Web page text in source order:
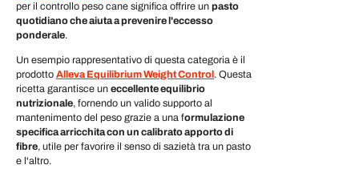
per il controllo peso cane significa offrire un pasto
quotidiano che aiuta a prevenire l'eccesso
ponderale.
Un esempio rappresentativo di questa categoria è il
prodotto Alleva Equilibrium Weight Control. Questa
ricetta garantisce un eccellente equilibrio
nutrizionale, fornendo un valido supporto al
mantenimento del peso grazie a una formulazione
specifica arricchita con un calibrato apporto di
fibre, utile per favorire il senso di sazietà tra un pasto
e l'altro.